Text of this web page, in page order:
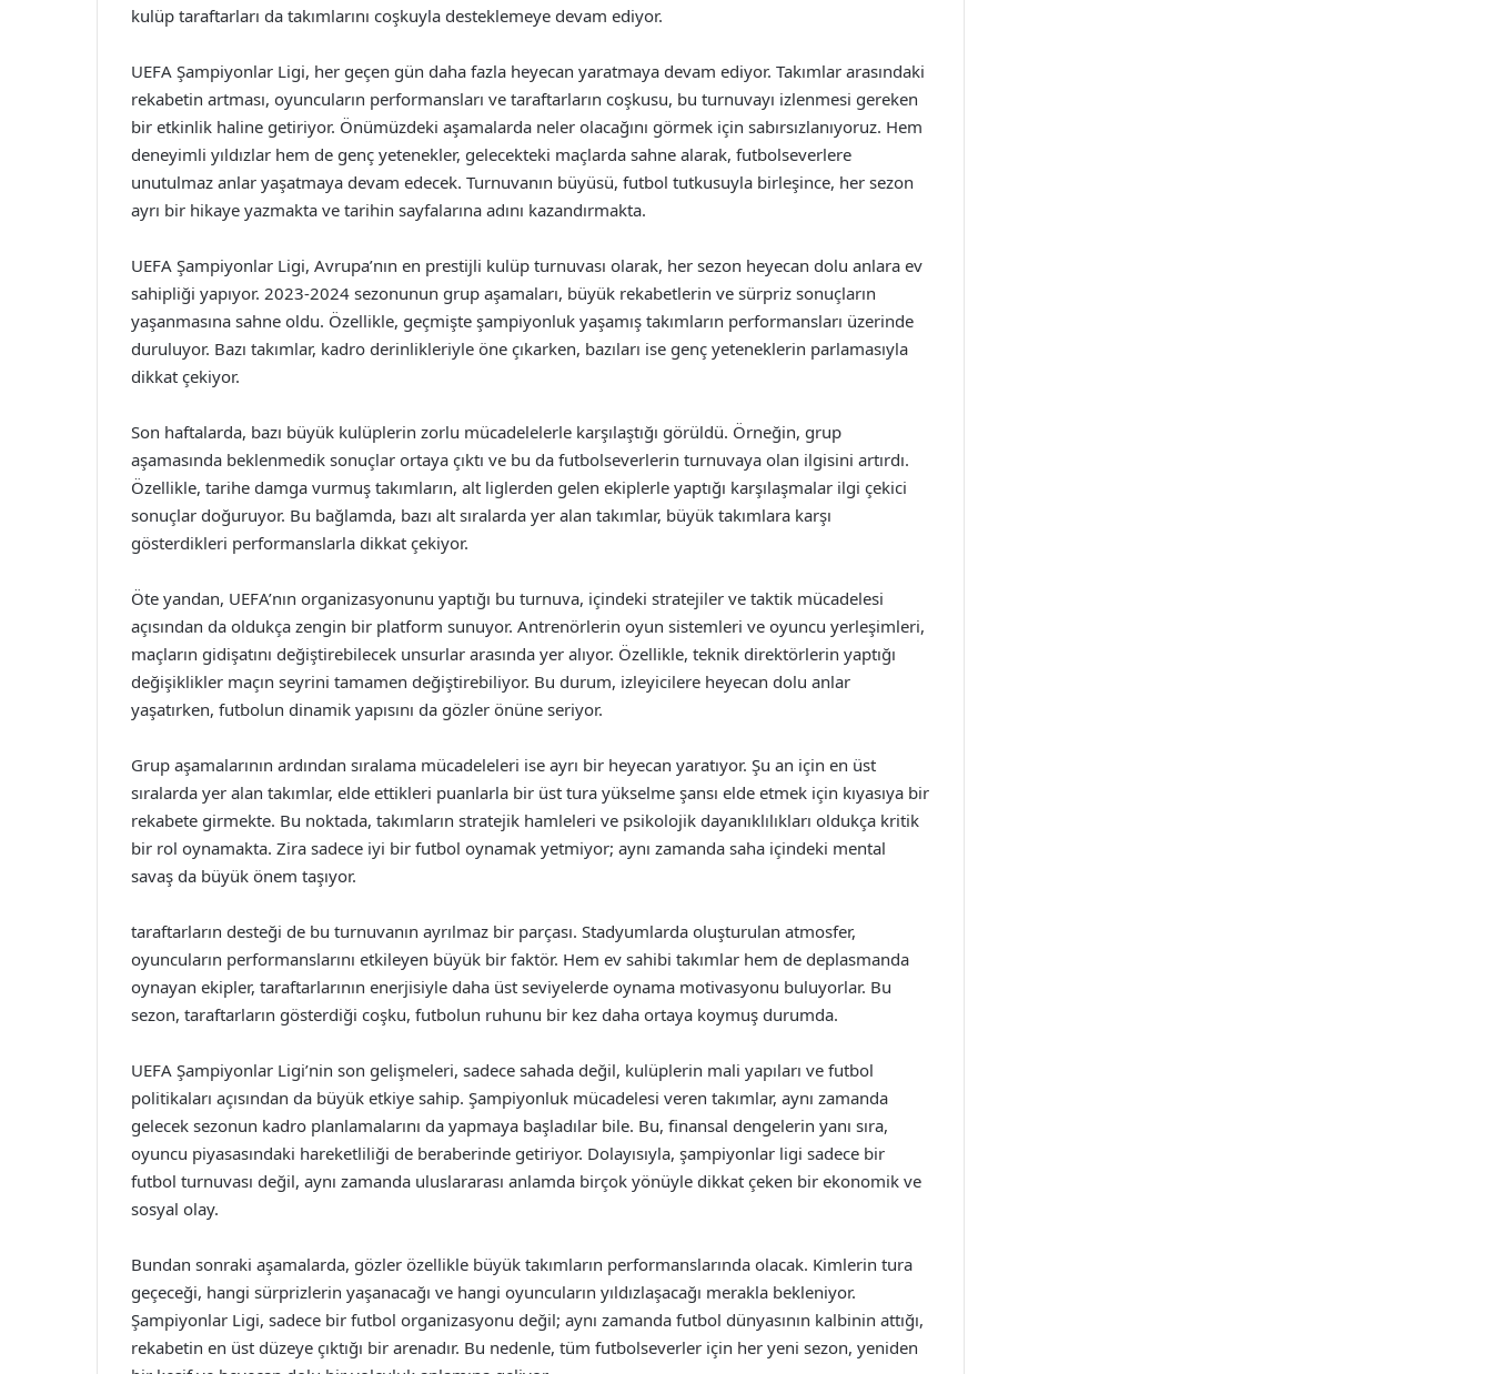
kulüp taraftarları da takımlarını coşkuyla desteklemeye devam ediyor.
UEFA Şampiyonlar Ligi, her geçen gün daha fazla heyecan yaratmaya devam ediyor. Takımlar arasındaki
rekabetin artması, oyuncuların performansları ve taraftarların coşkusu, bu turnuvayı izlenmesi gereken
bir etkinlik haline getiriyor. Önümüzdeki aşamalarda neler olacağını görmek için sabırsızlanıyoruz. Hem
deneyimli yıldızlar hem de genç yetenekler, gelecekteki maçlarda sahne alarak, futbolseverlere
unutulmaz anlar yaşatmaya devam edecek. Turnuvanın büyüsü, futbol tutkusuyla birleşince, her sezon
ayrı bir hikaye yazmakta ve tarihin sayfalarına adını kazandırmakta.
UEFA Şampiyonlar Ligi, Avrupa’nın en prestijli kulüp turnuvası olarak, her sezon heyecan dolu anlara ev
sahipliği yapıyor. 2023-2024 sezonunun grup aşamaları, büyük rekabetlerin ve sürpriz sonuçların
yaşanmasına sahne oldu. Özellikle, geçmişte şampiyonluk yaşamış takımların performansları üzerinde
duruluyor. Bazı takımlar, kadro derinlikleriyle öne çıkarken, bazıları ise genç yeteneklerin parlamasıyla
dikkat çekiyor.
Son haftalarda, bazı büyük kulüplerin zorlu mücadelelerle karşılaştığı görüldü. Örneğin, grup
aşamasında beklenmedik sonuçlar ortaya çıktı ve bu da futbolseverlerin turnuvaya olan ilgisini artırdı.
Özellikle, tarihe damga vurmuş takımların, alt liglerden gelen ekiplerle yaptığı karşılaşmalar ilgi çekici
sonuçlar doğuruyor. Bu bağlamda, bazı alt sıralarda yer alan takımlar, büyük takımlara karşı
gösterdikleri performanslarla dikkat çekiyor.
Öte yandan, UEFA’nın organizasyonunu yaptığı bu turnuva, içindeki stratejiler ve taktik mücadelesi
açısından da oldukça zengin bir platform sunuyor. Antrenörlerin oyun sistemleri ve oyuncu yerleşimleri,
maçların gidişatını değiştirebilecek unsurlar arasında yer alıyor. Özellikle, teknik direktörlerin yaptığı
değişiklikler maçın seyrini tamamen değiştirebiliyor. Bu durum, izleyicilere heyecan dolu anlar
yaşatırken, futbolun dinamik yapısını da gözler önüne seriyor.
Grup aşamalarının ardından sıralama mücadeleleri ise ayrı bir heyecan yaratıyor. Şu an için en üst
sıralarda yer alan takımlar, elde ettikleri puanlarla bir üst tura yükselme şansı elde etmek için kıyasıya bir
rekabete girmekte. Bu noktada, takımların stratejik hamleleri ve psikolojik dayanıklılıkları oldukça kritik
bir rol oynamakta. Zira sadece iyi bir futbol oynamak yetmiyor; aynı zamanda saha içindeki mental
savaş da büyük önem taşıyor.
taraftarların desteği de bu turnuvanın ayrılmaz bir parçası. Stadyumlarda oluşturulan atmosfer,
oyuncuların performanslarını etkileyen büyük bir faktör. Hem ev sahibi takımlar hem de deplasmanda
oynayan ekipler, taraftarlarının enerjisiyle daha üst seviyelerde oynama motivasyonu buluyorlar. Bu
sezon, taraftarların gösterdiği coşku, futbolun ruhunu bir kez daha ortaya koymuş durumda.
UEFA Şampiyonlar Ligi’nin son gelişmeleri, sadece sahada değil, kulüplerin mali yapıları ve futbol
politikaları açısından da büyük etkiye sahip. Şampiyonluk mücadelesi veren takımlar, aynı zamanda
gelecek sezonun kadro planlamalarını da yapmaya başladılar bile. Bu, finansal dengelerin yanı sıra,
oyuncu piyasasındaki hareketliliği de beraberinde getiriyor. Dolayısıyla, şampiyonlar ligi sadece bir
futbol turnuvası değil, aynı zamanda uluslararası anlamda birçok yönüyle dikkat çeken bir ekonomik ve
sosyal olay.
Bundan sonraki aşamalarda, gözler özellikle büyük takımların performanslarında olacak. Kimlerin tura
geçeceği, hangi sürprizlerin yaşanacağı ve hangi oyuncuların yıldızlaşacağı merakla bekleniyor.
Şampiyonlar Ligi, sadece bir futbol organizasyonu değil; aynı zamanda futbol dünyasının kalbinin attığı,
rekabetin en üst düzeye çıktığı bir arenadır. Bu nedenle, tüm futbolseverler için her yeni sezon, yeniden